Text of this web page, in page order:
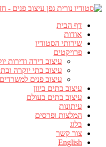
דף הבית
אודות
שירותי הסטודיו
פרויקטים
עיצוב דירה ודירות
עיצוב בתי יוקרה
עיצוב פנים
עיצוב בתים ביוון
עיצוב בתים בעולם
עיתונות
המלצות ופרסים
בלוג
צור קשר
English